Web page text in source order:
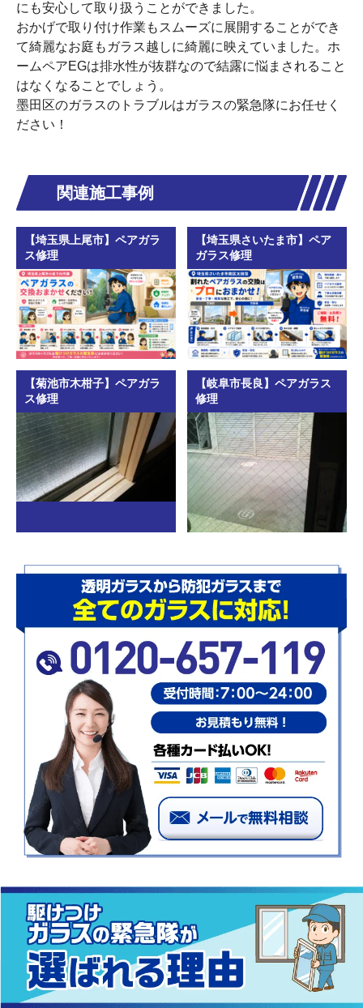
にも安心して取り扱うことができました。
おかげで取り付け作業もスムーズに展開することができ
て綺麗なお庭もガラス越しに綺麗に映えていました。ホ
ームペアEGは排水性が抜群なので結露に悩まされること
はなくなることでしょう。
墨田区のガラスのトラブルはガラスの緊急隊にお任せく
ださい！
関連施工事例
【埼玉県上尾市】ペアガラ
ス修理
【埼玉県さいたま市】ペア
ガラス修理
【菊池市木柑子】ペアガラ
ス修理
【岐阜市長良】ペアガラス
修理